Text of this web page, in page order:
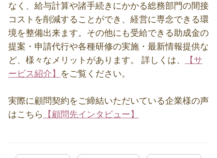
なく、給与計算や諸手続きにかかる総務部門の間接
コストを削減することができ、経営に専念できる環
境を整備出来ます。その他にも受給できる助成金の
提案・申請代行や各種研修の実施・最新情報提供な
ど、様々なメリットがあります。 詳しくは、
【サ
ービス紹介】
をご覧ください。
実際に顧問契約をご締結いただいている企業様の声
はこちら
【顧問先インタビュー】